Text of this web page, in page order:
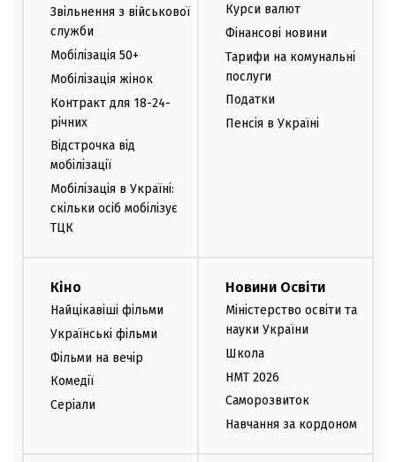
Звільнення з військової
служби
Мобілізація 50+
Мобілізація жінок
Контракт для 18-24-
річних
Відстрочка від
мобілізації
Мобілізація в Україні:
скільки осіб мобілізує
ТЦК
Курси валют
Фінансові новини
Тарифи на комунальні
послуги
Податки
Пенсія в Україні
Кіно
Найцікавіші фільми
Українські фільми
Фільми на вечір
Комедії
Серіали
Новини Освіти
Міністерство освіти та
науки України
Школа
НМТ 2026
Саморозвиток
Навчання за кордоном